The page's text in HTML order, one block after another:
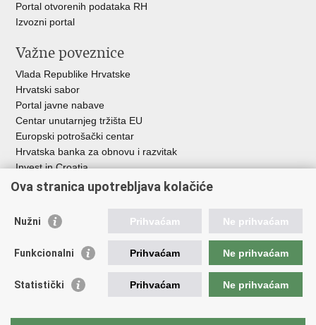
Portal otvorenih podataka RH
Izvozni portal
Važne poveznice
Vlada Republike Hrvatske
Hrvatski sabor
Portal javne nabave
Centar unutarnjeg tržišta EU
Europski potrošački centar
Hrvatska banka za obnovu i razvitak
Invest in Croatia
Europska banka za obnovu i razvoj
Središnja agencija za financiranje i ugovaranje
Institucije i javne ustanove u nadležnosti
Ministarstva
Agencija za ugljikovodike
Ova stranica upotrebljava kolačiće
Nužni Prihvaćam Ne prihvaćam
Funkcionalni Prihvaćam Ne prihvaćam
Statistički Prihvaćam Ne prihvaćam